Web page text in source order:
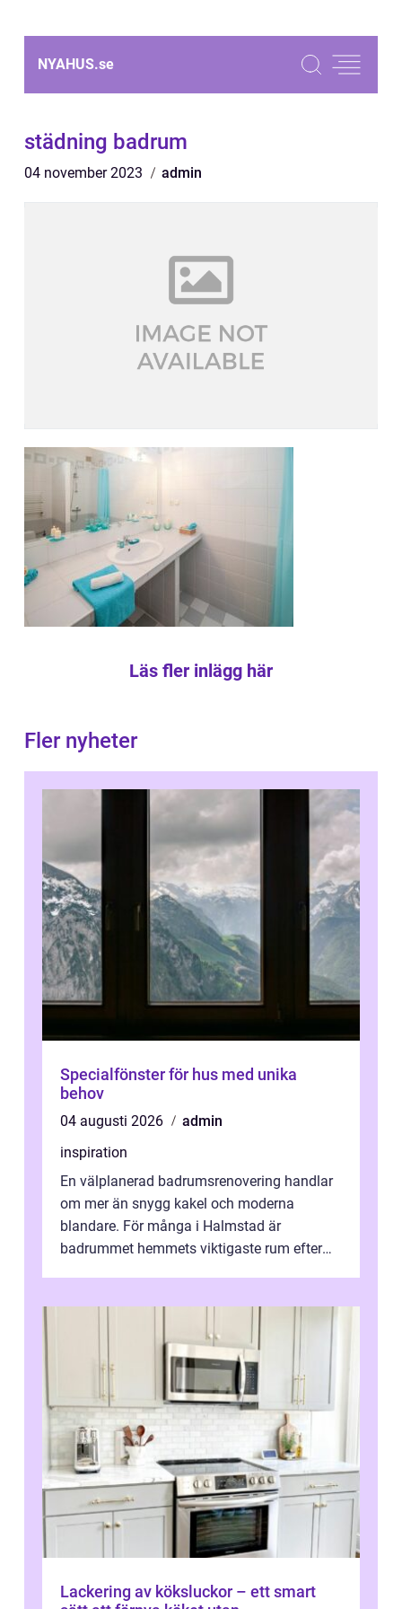
NYAHUS.se
städning badrum
04 november 2023 admin
Läs fler inlägg här
Fler nyheter
Specialfönster för hus med unika
behov
04 augusti 2026
admin
inspiration
En välplanerad badrumsrenovering handlar
om mer än snygg kakel och moderna
blandare. För många i Halmstad är
badrummet hemmets viktigaste rum efter
Lackering av köksluckor – ett smart